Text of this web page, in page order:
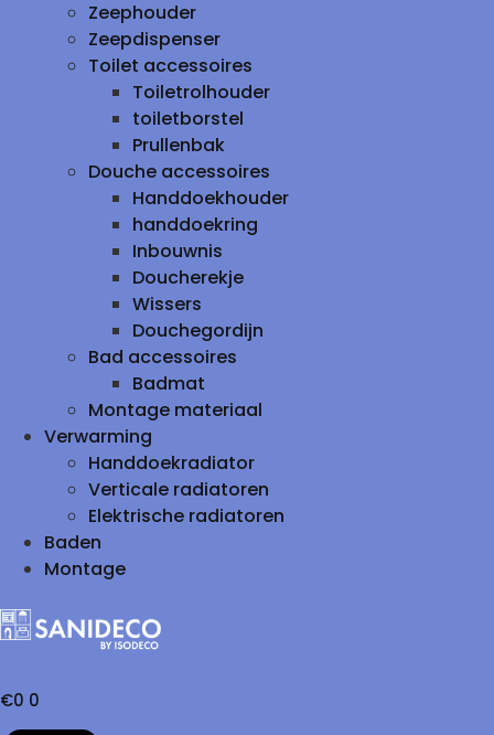
Zeephouder
Zeepdispenser
Toilet accessoires
Toiletrolhouder
toiletborstel
Prullenbak
Douche accessoires
Handdoekhouder
handdoekring
Inbouwnis
Doucherekje
Wissers
Douchegordijn
Bad accessoires
Badmat
Montage materiaal
Verwarming
Handdoekradiator
Verticale radiatoren
Elektrische radiatoren
Baden
Montage
€0 0